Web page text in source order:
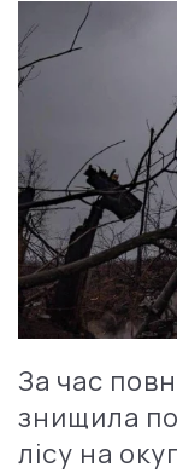
За час
знищила
лісу на